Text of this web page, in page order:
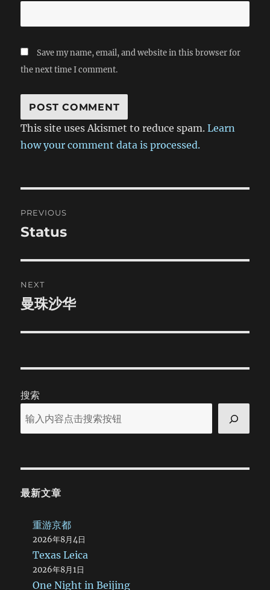
Save my name, email, and website in this browser for
the next time I comment.
This site uses Akismet to reduce spam.Learn
how your comment data is processed.
navigation
PREVIOUS
Previous
Status
NEXT
Next
曼珠沙华
搜索
最新文章
重游京都
2026年8月4日
Texas Leica
2026年8月1日
One Night in Beijing